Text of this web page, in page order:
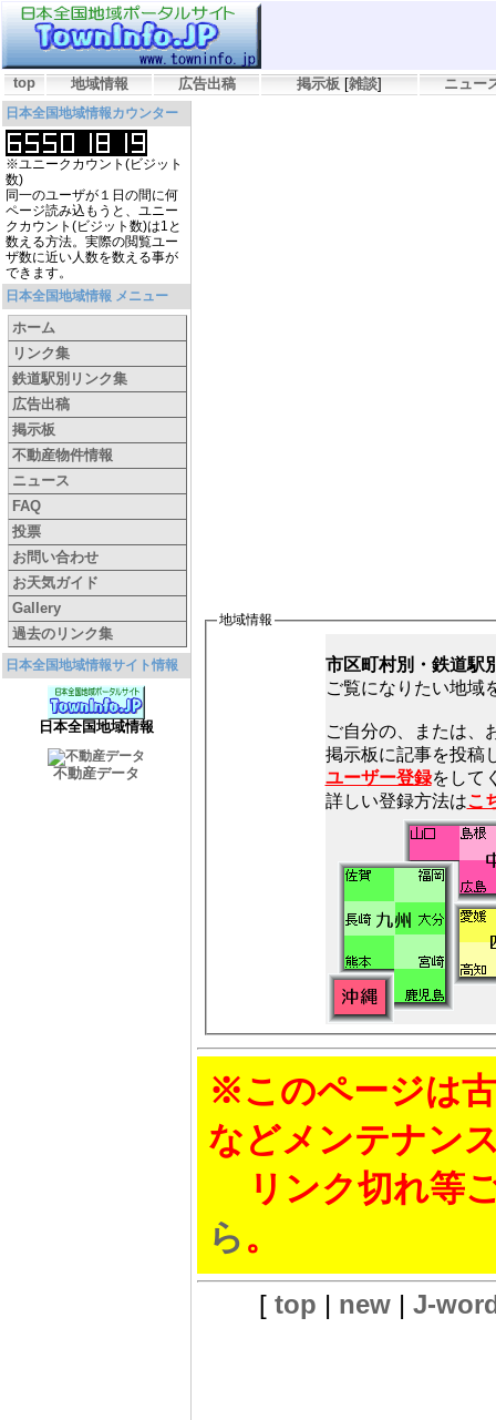
top 地域情報 広告出稿 掲示板 [雑談] ニュー
日本全国地域情報カウンター
※ユニークカウント(ビジット
数)
同一のユーザが１日の間に何
ページ読み込もうと、ユニー
クカウント(ビジット数)は1と
数える方法。実際の閲覧ユー
ザ数に近い人数を数える事が
できます。
日本全国地域情報 メニュー
ホーム
リンク集
鉄道駅別リンク集
広告出稿
掲示板
不動産物件情報
ニュース
FAQ
投票
お問い合わせ
お天気ガイド
Gallery
過去のリンク集
日本全国地域情報サイト情報
日本全国地域情報
不動産データ
地域情報
市区町村別・鉄道駅
ご覧になりたい地域
ご自分の、または、
ユーザー登録をして
詳しい登録方法はこ
※このページは
などメンテナン
リンク切れ等
ら。
[ top | new| J-